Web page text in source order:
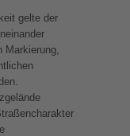
gelte der
Markierung,